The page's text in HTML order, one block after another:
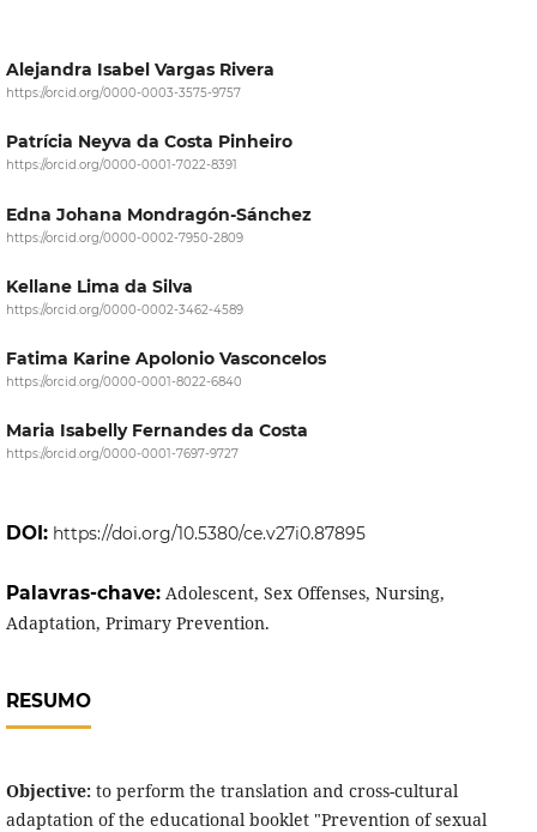
Alejandra Isabel Vargas Rivera
https://orcid.org/0000-0003-3575-9757
Patrícia Neyva da Costa Pinheiro
https://orcid.org/0000-0001-7022-8391
Edna Johana Mondragón-Sánchez
https://orcid.org/0000-0002-7950-2809
Kellane Lima da Silva
https://orcid.org/0000-0002-3462-4589
Fatima Karine Apolonio Vasconcelos
https://orcid.org/0000-0001-8022-6840
Maria Isabelly Fernandes da Costa
https://orcid.org/0000-0001-7697-9727
DOI: https://doi.org/10.5380/ce.v27i0.87895
Palavras-chave: Adolescent, Sex Offenses, Nursing,
Adaptation, Primary Prevention.
RESUMO
Objective: to perform the translation and cross-cultural
adaptation of the educational booklet "Prevention of sexual